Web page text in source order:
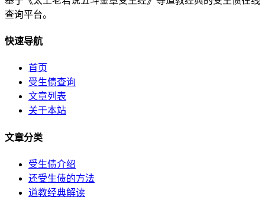
查询平台。
快速导航
首页
受生债查询
文章列表
关于本站
文章分类
受生债介绍
还受生债的方法
道教经典解读